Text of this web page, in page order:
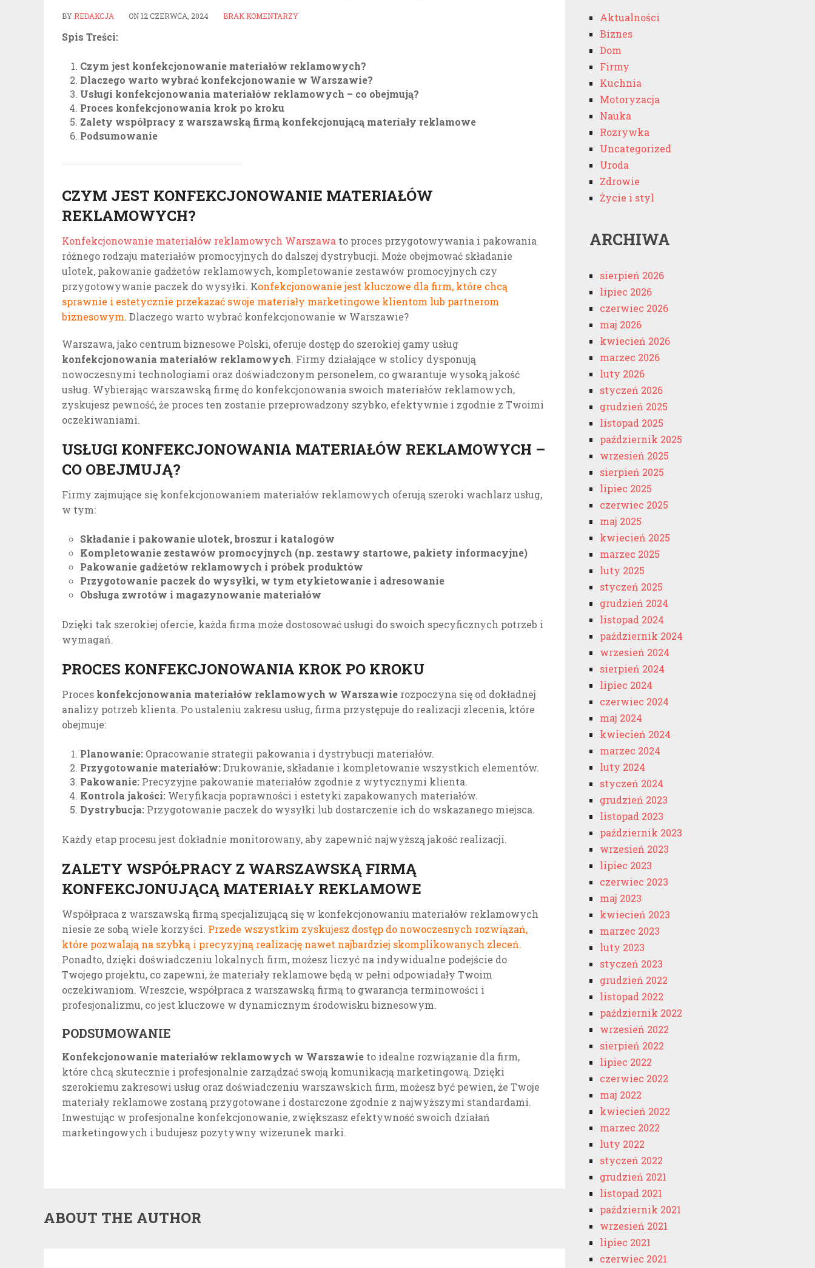
BY REDAKCJA ON12 CZERWCA, 2024 BRAK KOMENTARZY
Spis Treści:
Czym jest konfekcjonowanie materiałów reklamowych?
Dlaczego warto wybrać konfekcjonowanie w Warszawie?
Usługi konfekcjonowania materiałów reklamowych – co obejmują?
Proces konfekcjonowania krok po kroku
Zalety współpracy z warszawską firmą konfekcjonującą materiały reklamowe
Podsumowanie
CZYM JEST KONFEKCJONOWANIE MATERIAŁÓW
REKLAMOWYCH?
Konfekcjonowanie materiałów reklamowych Warszawa to proces przygotowywania i pakowania
różnego rodzaju materiałów promocyjnych do dalszej dystrybucji. Może obejmować składanie
ulotek, pakowanie gadżetów reklamowych, kompletowanie zestawów promocyjnych czy
przygotowywanie paczek do wysyłki. Konfekcjonowanie jest kluczowe dla firm, które chcą
sprawnie i estetycznie przekazać swoje materiały marketingowe klientom lub partnerom
biznesowym. Dlaczego warto wybrać konfekcjonowanie w Warszawie?
Warszawa, jako centrum biznesowe Polski, oferuje dostęp do szerokiej gamy usług
konfekcjonowania materiałów reklamowych. Firmy działające w stolicy dysponują
nowoczesnymi technologiami oraz doświadczonym personelem, co gwarantuje wysoką jakość
usług. Wybierając warszawską firmę do konfekcjonowania swoich materiałów reklamowych,
zyskujesz pewność, że proces ten zostanie przeprowadzony szybko, efektywnie i zgodnie z Twoimi
oczekiwaniami.
USŁUGI KONFEKCJONOWANIA MATERIAŁÓW REKLAMOWYCH –
CO OBEJMUJĄ?
Firmy zajmujące się konfekcjonowaniem materiałów reklamowych oferują szeroki wachlarz usług,
w tym:
Składanie i pakowanie ulotek, broszur i katalogów
Kompletowanie zestawów promocyjnych (np. zestawy startowe, pakiety informacyjne)
Pakowanie gadżetów reklamowych i próbek produktów
Przygotowanie paczek do wysyłki, w tym etykietowanie i adresowanie
Obsługa zwrotów i magazynowanie materiałów
Dzięki tak szerokiej ofercie, każda firma może dostosować usługi do swoich specyficznych potrzeb i
wymagań.
PROCES KONFEKCJONOWANIA KROK PO KROKU
Proces konfekcjonowania materiałów reklamowych w Warszawie rozpoczyna się od dokładnej
analizy potrzeb klienta. Po ustaleniu zakresu usług, firma przystępuje do realizacji zlecenia, które
obejmuje:
Planowanie: Opracowanie strategii pakowania i dystrybucji materiałów.
Przygotowanie materiałów:Drukowanie, składanie i kompletowanie wszystkich elementów.
Pakowanie: Precyzyjne pakowanie materiałów zgodnie z wytycznymi klienta.
Kontrola jakości: Weryfikacja poprawności i estetyki zapakowanych materiałów.
Dystrybucja: Przygotowanie paczek do wysyłki lub dostarczenie ich do wskazanego miejsca.
Każdy etap procesu jest dokładnie monitorowany, aby zapewnić najwyższą jakość realizacji.
ZALETY WSPÓŁPRACY Z WARSZAWSKĄ FIRMĄ
KONFEKCJONUJĄCĄ MATERIAŁY REKLAMOWE
Współpraca z warszawską firmą specjalizującą się w konfekcjonowaniu materiałów reklamowych
niesie ze sobą wiele korzyści. Przede wszystkim zyskujesz dostęp do nowoczesnych rozwiązań,
które pozwalają na szybką i precyzyjną realizację nawet najbardziej skomplikowanych zleceń.
Ponadto, dzięki doświadczeniu lokalnych firm, możesz liczyć na indywidualne podejście do
Twojego projektu, co zapewni, że materiały reklamowe będą w pełni odpowiadały Twoim
oczekiwaniom. Wreszcie, współpraca z warszawską firmą to gwarancja terminowości i
profesjonalizmu, co jest kluczowe w dynamicznym środowisku biznesowym.
PODSUMOWANIE
Konfekcjonowanie materiałów reklamowych w Warszawie to idealne rozwiązanie dla firm,
które chcą skutecznie i profesjonalnie zarządzać swoją komunikacją marketingową. Dzięki
szerokiemu zakresowi usług oraz doświadczeniu warszawskich firm, możesz być pewien, że Twoje
materiały reklamowe zostaną przygotowane i dostarczone zgodnie z najwyższymi standardami.
Inwestując w profesjonalne konfekcjonowanie, zwiększasz efektywność swoich działań
marketingowych i budujesz pozytywny wizerunek marki.
ABOUT THE AUTHOR
Aktualności
Biznes
Dom
Firmy
Kuchnia
Motoryzacja
Nauka
Rozrywka
Uncategorized
Uroda
Zdrowie
Życie i styl
ARCHIWA
sierpień 2026
lipiec 2026
czerwiec 2026
maj 2026
kwiecień 2026
marzec 2026
luty 2026
styczeń 2026
grudzień 2025
listopad 2025
październik 2025
wrzesień 2025
sierpień 2025
lipiec 2025
czerwiec 2025
maj 2025
kwiecień 2025
marzec 2025
luty 2025
styczeń 2025
grudzień 2024
listopad 2024
październik 2024
wrzesień 2024
sierpień 2024
lipiec 2024
czerwiec 2024
maj 2024
kwiecień 2024
marzec 2024
luty 2024
styczeń 2024
grudzień 2023
listopad 2023
październik 2023
wrzesień 2023
lipiec 2023
czerwiec 2023
maj 2023
kwiecień 2023
marzec 2023
luty 2023
styczeń 2023
grudzień 2022
listopad 2022
październik 2022
wrzesień 2022
sierpień 2022
lipiec 2022
czerwiec 2022
maj 2022
kwiecień 2022
marzec 2022
luty 2022
styczeń 2022
grudzień 2021
listopad 2021
październik 2021
wrzesień 2021
lipiec 2021
czerwiec 2021